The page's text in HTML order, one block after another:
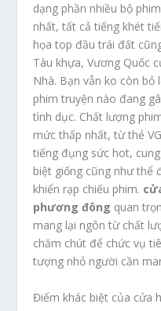
dạng phần nhiều bộ
nhất, tất cả tiếng khét
họa top đầu trái đất
Tàu khựa, Vương Quốc
Nhà. Bạn vẫn ko còn
phim truyện nào đang
tình dục. Chất lượng
mức thấp nhất, từ thẻ
tiếng đụng sức hot,
biệt giống cũng như thể
khiển rạp chiếu phim.
phương đông quan
mang lại ngôn từ chất
chăm chút để chức vụ
tượng nhỏ người cần
Điểm khác biệt của cửa